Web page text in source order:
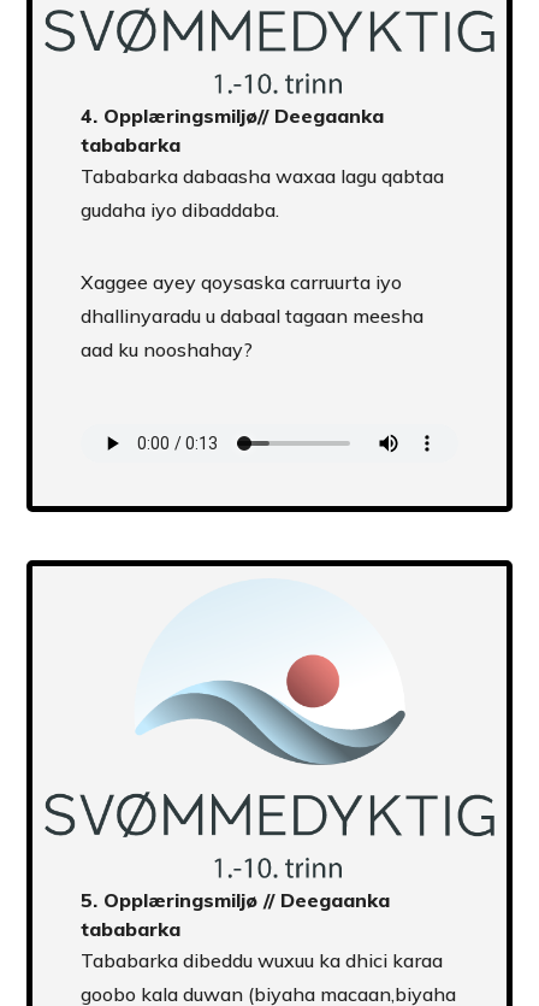
4. Opplæringsmiljø// Deegaanka
tababarka
Tababarka dabaasha waxaa lagu qabtaa
gudaha iyo dibaddaba.
Xaggee ayey qoysaska carruurta iyo
dhallinyaradu u dabaal tagaan meesha
aad ku nooshahay?
5. Opplæringsmiljø// Deegaanka
tababarka
Tababarka dibeddu wuxuu ka dhici karaa
goobo kala duwan (biyaha macaan,biyaha